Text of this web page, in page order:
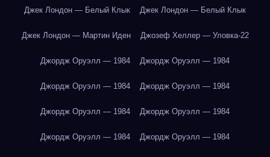
Джек Лондон — Белый Клык Джек Лондон — Белый Клык
Джек Лондон — Мартин Иден Джозеф Хеллер — Уловка-22
Джордж Оруэлл — 1984 Джордж Оруэлл — 1984
Джордж Оруэлл — 1984 Джордж Оруэлл — 1984
Джордж Оруэлл — 1984 Джордж Оруэлл — 1984
Джордж Оруэлл — 1984 Джордж Оруэлл — 1984